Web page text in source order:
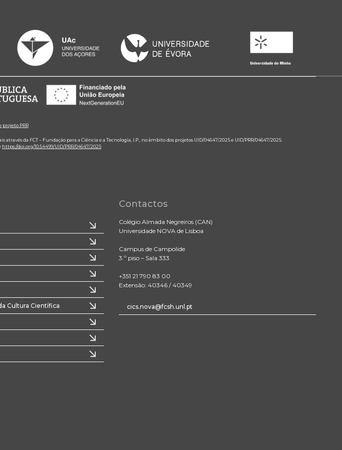
projeto PRR
da FCT – Fundação para a Ciência e a Tecnologia, I.P., no âmbito dos projetos UID/04647/2025 e UID/PRR/04647/2025.
https://doi.org/10.54499/UID/PRR/04647/2025
Cultura Científica
Contactos
Colégio Almada Negreiros (CAN)
Universidade NOVA de Lisboa
Campus de Campolide
3.º piso – Sala 333
+351 21 790 83 00
Extensão: 40346 / 40349
cics.nova@fcsh.unl.pt